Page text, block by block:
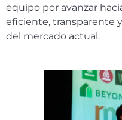
equipo por avanzar
eficiente, transparente
del mercado actual.